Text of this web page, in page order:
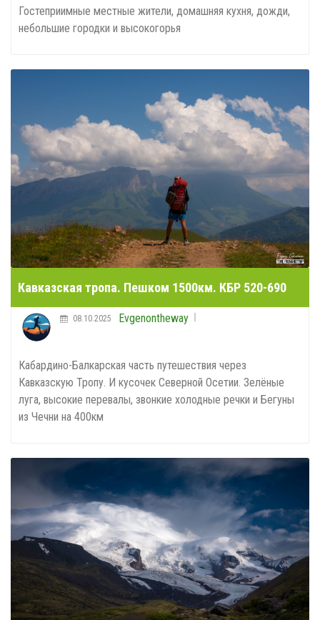
Гостеприимные местные жители, домашняя кухня, дожди,
небольшие городки и высокогорья
Кавказская тропа. Пешком 1500км. КБР 520-690
Evgenontheway
08.10.2025
Кабардино-Балкарская часть путешествия через
Кавказскую Тропу. И кусочек Северной Осетии. Зелёные
луга, высокие перевалы, звонкие холодные речки и Бегуны
из Чечни на 400км